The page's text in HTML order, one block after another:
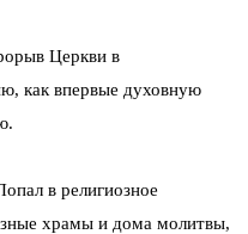
Церкви в
как впервые духовную
в религиозное
храмы и дома молитвы,